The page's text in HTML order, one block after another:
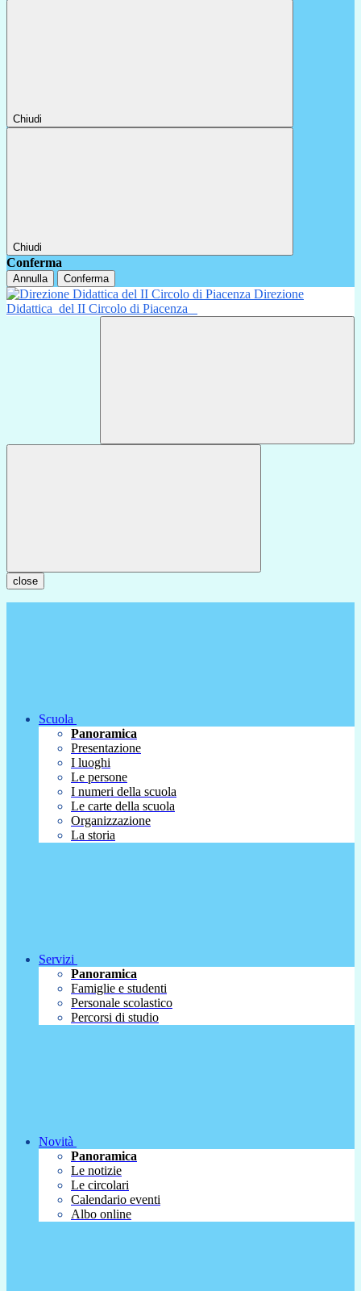
Chiudi
Chiudi
Conferma
Annulla Conferma
Direzione
Didattica del II Circolo di Piacenza
close
Scuola
Panoramica
Presentazione
I luoghi
Le persone
I numeri della scuola
Le carte della scuola
Organizzazione
La storia
Servizi
Panoramica
Famiglie e studenti
Personale scolastico
Percorsi di studio
Novità
Panoramica
Le notizie
Le circolari
Calendario eventi
Albo online